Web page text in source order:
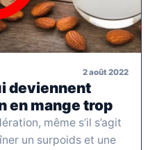
2 août 2022
deviennent
en mange trop
même s’il s’agit
un surpoids et une